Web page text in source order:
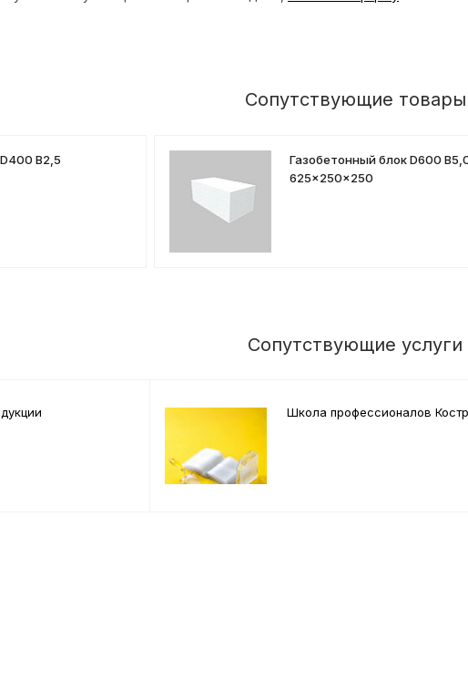
Сопутствующие товары
B2,5
Газобетонный блок D600
625x250x250
Сопутствующие услуги
Школа профессионалов